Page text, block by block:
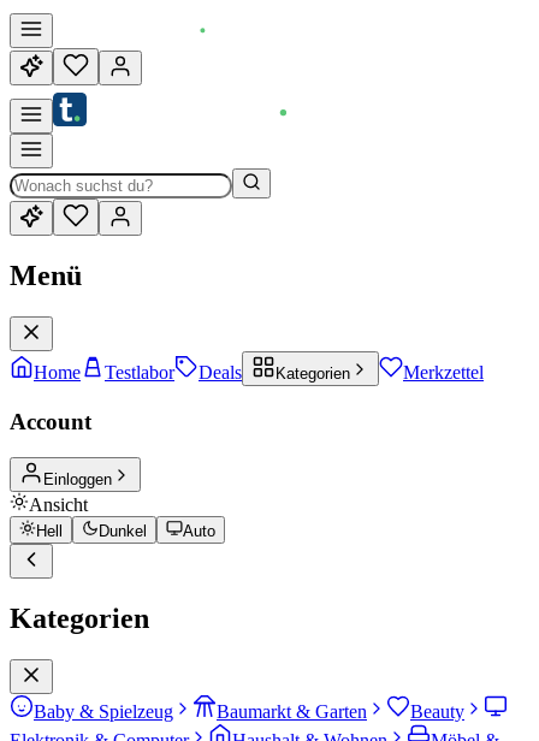
Menü
Home Testlabor Deals Kategorien Merkzettel
Account
Einloggen
Ansicht
Hell Dunkel Auto
Kategorien
Baby & Spielzeug Baumarkt & Garten
Beauty